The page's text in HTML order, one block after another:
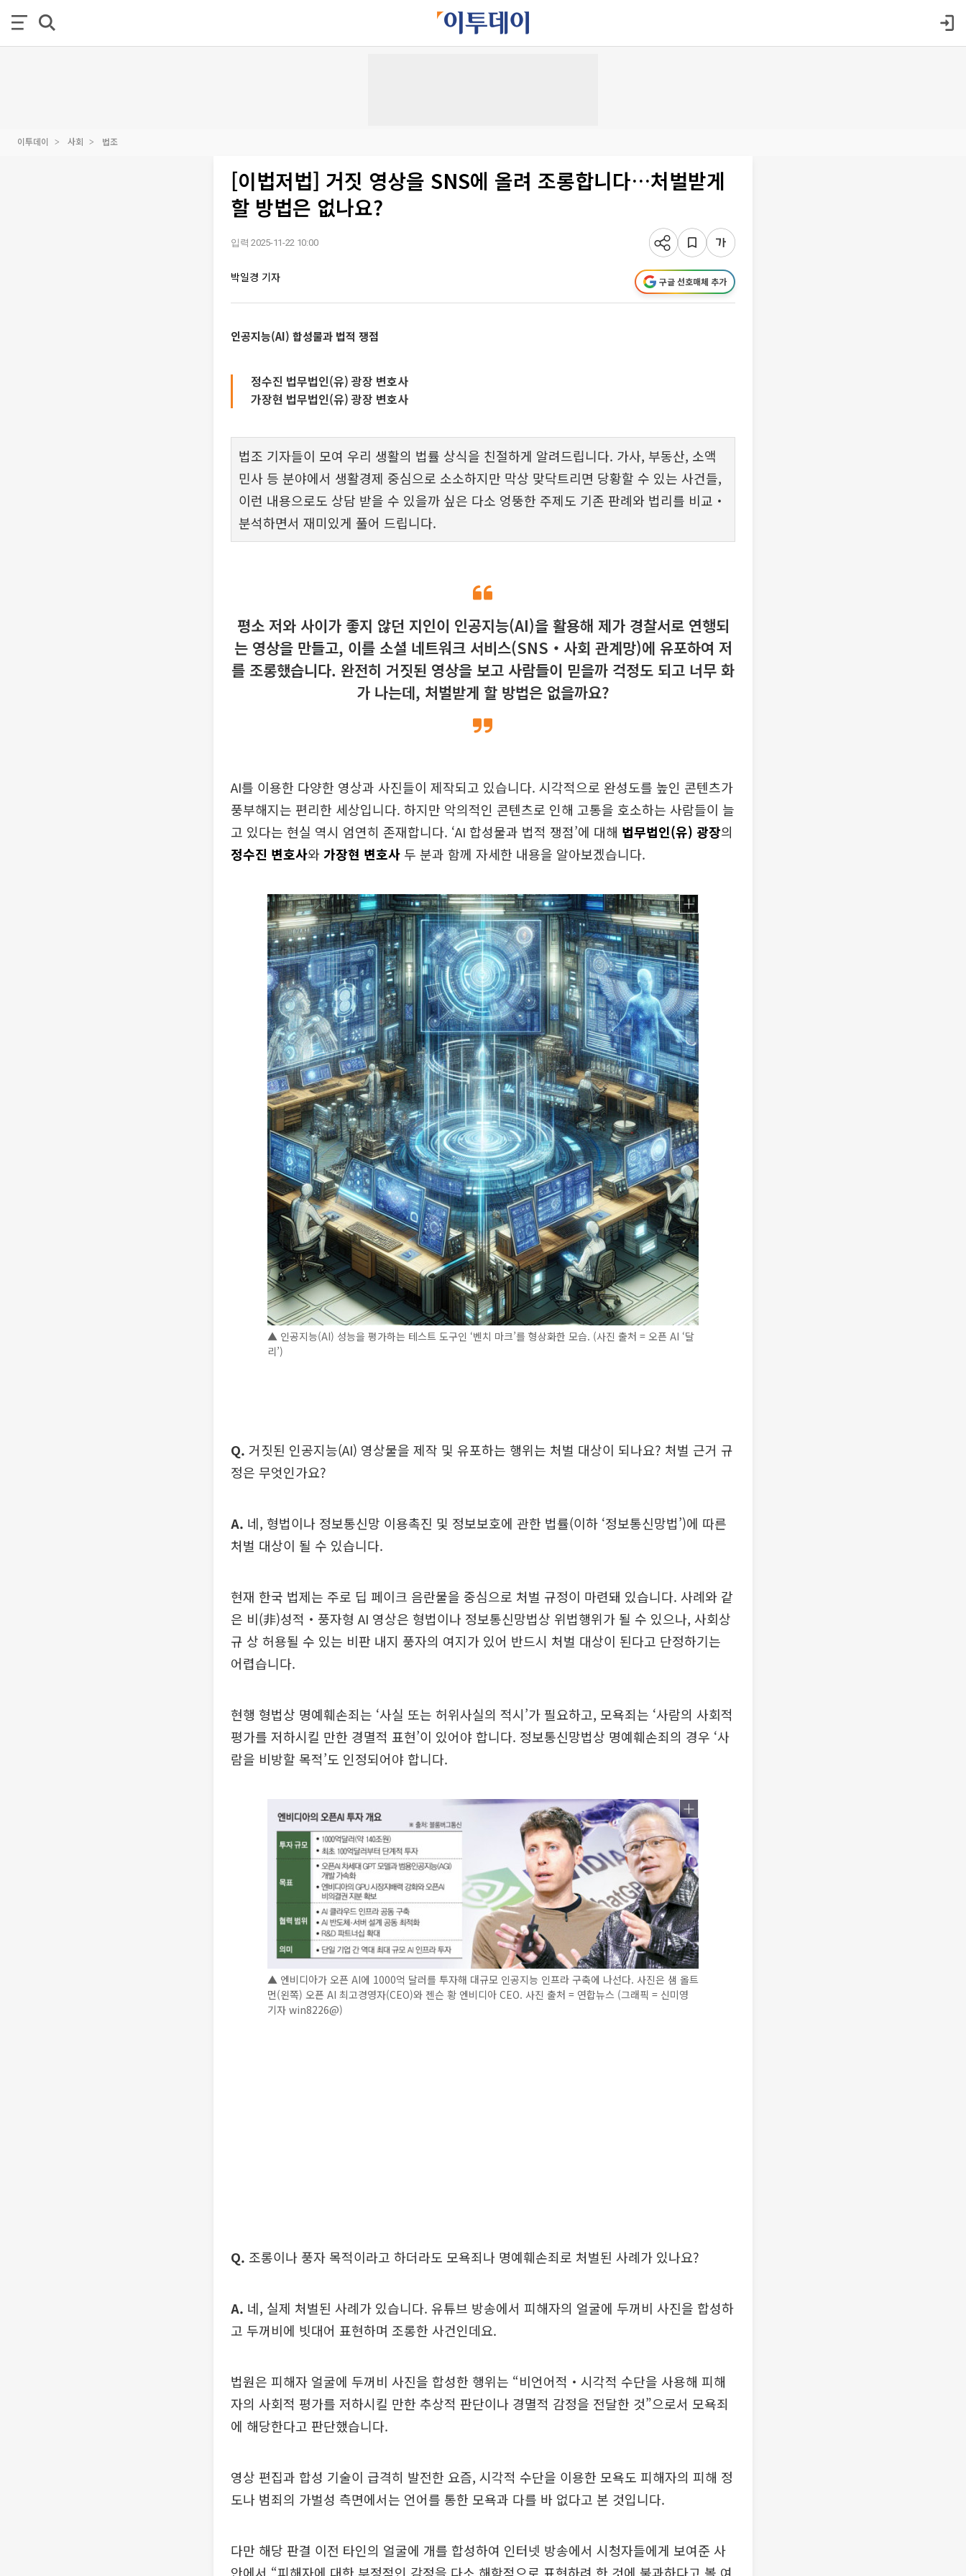
이투데이 사회 법조
[이법저법] 거짓 영상을 SNS에 올려 조롱합니다…처벌받게
할 방법은 없나요?
입력 2025-11-22 10:00
박일경 기자 구글 선호매체 추가
인공지능(AI) 합성물과 법적 쟁점
정수진 법무법인(유) 광장 변호사
가장현 법무법인(유) 광장 변호사
법조 기자들이 모여 우리 생활의 법률 상식을 친절하게 알려드립니다. 가사, 부동산, 소액
민사 등 분야에서 생활경제 중심으로 소소하지만 막상 맞닥트리면 당황할 수 있는 사건들,
이런 내용으로도 상담 받을 수 있을까 싶은 다소 엉뚱한 주제도 기존 판례와 법리를 비교‧
분석하면서 재미있게 풀어 드립니다.
평소 저와 사이가 좋지 않던 지인이 인공지능(AI)을 활용해 제가 경찰서로 연행되
는 영상을 만들고, 이를 소셜 네트워크 서비스(SNS‧사회 관계망)에 유포하여 저
를 조롱했습니다. 완전히 거짓된 영상을 보고 사람들이 믿을까 걱정도 되고 너무 화
가 나는데, 처벌받게 할 방법은 없을까요?
AI를 이용한 다양한 영상과 사진들이 제작되고 있습니다. 시각적으로 완성도를 높인 콘텐츠가
풍부해지는 편리한 세상입니다. 하지만 악의적인 콘텐츠로 인해 고통을 호소하는 사람들이 늘
고 있다는 현실 역시 엄연히 존재합니다. ‘AI 합성물과 법적 쟁점’에 대해 법무법인(유) 광장의
정수진 변호사와가장현 변호사 두 분과 함께 자세한 내용을 알아보겠습니다.
▲ 인공지능(AI) 성능을 평가하는 테스트 도구인 ‘벤치 마크’를 형상화한 모습. (사진 출처 = 오픈 AI ‘달
리’)
Q. 거짓된 인공지능(AI) 영상물을 제작 및 유포하는 행위는 처벌 대상이 되나요? 처벌 근거 규
정은 무엇인가요?
A. 네, 형법이나 정보통신망 이용촉진 및 정보보호에 관한 법률(이하 ‘정보통신망법’)에 따른
처벌 대상이 될 수 있습니다.
현재 한국 법제는 주로 딥 페이크 음란물을 중심으로 처벌 규정이 마련돼 있습니다. 사례와 같
은 비(非)성적‧풍자형 AI 영상은 형법이나 정보통신망법상 위법행위가 될 수 있으나, 사회상
규 상 허용될 수 있는 비판 내지 풍자의 여지가 있어 반드시 처벌 대상이 된다고 단정하기는
어렵습니다.
현행 형법상 명예훼손죄는 ‘사실 또는 허위사실의 적시’가 필요하고, 모욕죄는 ‘사람의 사회적
평가를 저하시킬 만한 경멸적 표현’이 있어야 합니다. 정보통신망법상 명예훼손죄의 경우 ‘사
람을 비방할 목적’도 인정되어야 합니다.
▲ 엔비디아가 오픈 AI에 1000억 달러를 투자해 대규모 인공지능 인프라 구축에 나선다. 사진은 샘 올트
먼(왼쪽) 오픈 AI 최고경영자(CEO)와 젠슨 황 엔비디아 CEO. 사진 출처 = 연합뉴스 (그래픽 = 신미영
기자 win8226@)
Q. 조롱이나 풍자 목적이라고 하더라도 모욕죄나 명예훼손죄로 처벌된 사례가 있나요?
A. 네, 실제 처벌된 사례가 있습니다. 유튜브 방송에서 피해자의 얼굴에 두꺼비 사진을 합성하
고 두꺼비에 빗대어 표현하며 조롱한 사건인데요.
법원은 피해자 얼굴에 두꺼비 사진을 합성한 행위는 “비언어적‧시각적 수단을 사용해 피해
자의 사회적 평가를 저하시킬 만한 추상적 판단이나 경멸적 감정을 전달한 것”으로서 모욕죄
에 해당한다고 판단했습니다.
영상 편집과 합성 기술이 급격히 발전한 요즘, 시각적 수단을 이용한 모욕도 피해자의 피해 정
도나 범죄의 가벌성 측면에서는 언어를 통한 모욕과 다를 바 없다고 본 것입니다.
다만 해당 판결 이전 타인의 얼굴에 개를 합성하여 인터넷 방송에서 시청자들에게 보여준 사